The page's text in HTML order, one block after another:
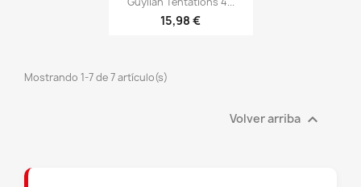
15,98 €
Mostrando 1-7 de 7 artículo(s)
Volver arriba 